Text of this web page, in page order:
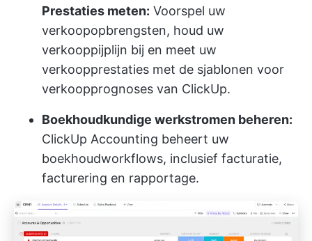
Prestaties meten: Voorspel uw
verkoopopbrengsten, houd uw
verkooppijplijn bij en meet uw
verkoopprestaties met de sjablonen voor
verkoopprognoses van ClickUp.
Boekhoudkundige werkstromen beheren:
ClickUp Accounting beheert uw
boekhoudworkflows, inclusief facturatie,
facturering en rapportage.